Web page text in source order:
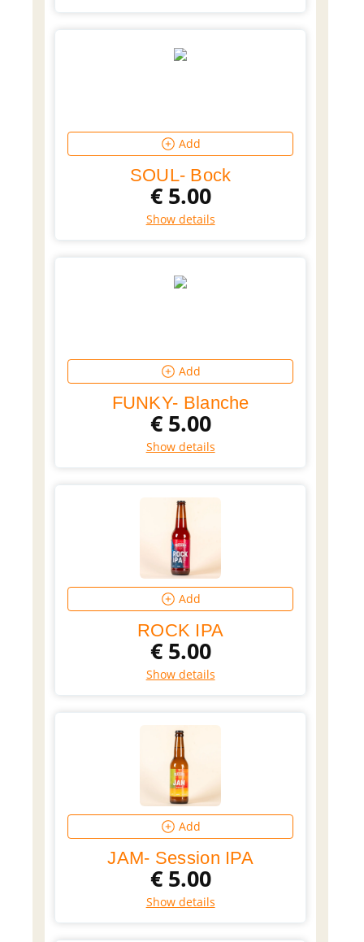
Add
SOUL- Bock
€5.00
Show details
Add
FUNKY- Blanche
€5.00
Show details
Add
ROCK IPA
€5.00
Show details
Add
JAM- Session IPA
€5.00
Show details